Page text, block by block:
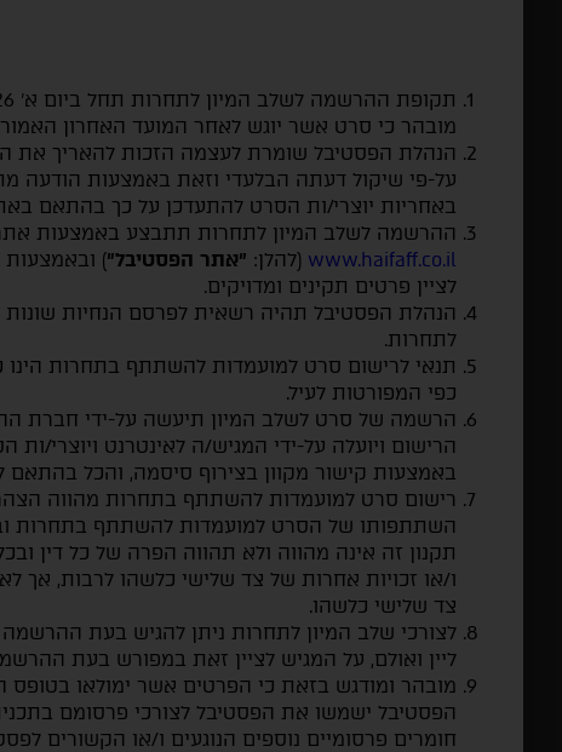
תקופת ההרשמה לשלב המיון לתחרות תחל ביום א' 26.04.26 ותסתיים ביום ש' 20.06.26 בחצות.
מובהר כי סרט אשר יוגש לאחר המועד האחרון
הנהלת הפסטיבל שומרת לעצמה הזכות להאריך את
על-פי שיקול דעתה הבלעדי וזאת באמצעות הודעה
באחריות יוצרי/ות הסרט להתעדכן על כך בהתאם
ההרשמה לשלב המיון לתחרות תתבצע באמצעות
www.haifaff.co.il (להלן: "אתר הפסטיבל")
לציין פרטים תקינים ומדויקים.
הנהלת הפסטיבל תהיה רשאית לפרסם הנחיות שונות
לתחרות.
תנאי לרישום סרט למועמדות להשתתף בתחרות הינו
כפי המפורטות לעיל.
הרשמה של סרט לשלב המיון תיעשה על-ידי חברת
הרישום ויועלה על-ידי המגיש/ה לאינטרנט ויוצרי/ות
באמצעות קישור מקוון בצירוף סיסמה, והכל בהתאם
רישום סרט למועמדות להשתתף בתחרות מהווה
השתתפותו של הסרט למועמדות להשתתף בתחרות
תקנון זה אינה מהווה ולא תהווה הפרה של כל דין
ו/או זכויות אחרות של צד שלישי כלשהו לרבות, אך
צד שלישי כלשהו.
לצורכי שלב המיון לתחרות ניתן להגיש בעת
ליין ואולם, על המגיש לציין זאת במפורש בעת
מובהר ומודגש בזאת כי הפרטים אשר ימולאו
הפסטיבל ישמשו את הפסטיבל לצורכי פרסומם
חומרים פרסומיים נוספים הנוגעים ו/או הקשורים